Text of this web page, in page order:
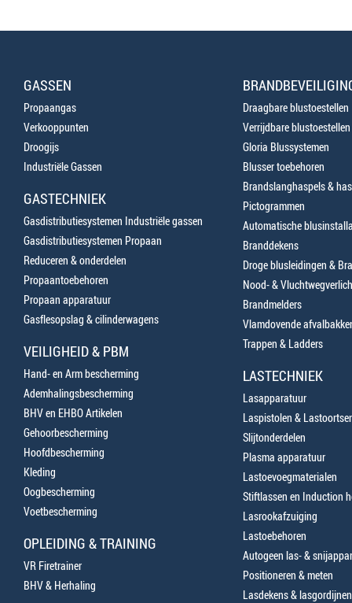
GASSEN
Propaangas
Verkooppunten
Droogijs
Industriële Gassen
GASTECHNIEK
Gasdistributiesystemen Industriële gassen
Gasdistributiesystemen Propaan
Reduceren & onderdelen
Propaantoebehoren
Propaan apparatuur
Gasflesopslag & cilinderwagens
VEILIGHEID & PBM
Hand- en Arm bescherming
Ademhalingsbescherming
BHV en EHBO Artikelen
Gehoorbescherming
Hoofdbescherming
Kleding
Oogbescherming
Voetbescherming
OPLEIDING & TRAINING
VR Firetrainer
BHV & Herhaling
Draagbare blustoestellen
Verrijdbare blustoestellen
Gloria Blussystemen
Blusser toebehoren
Brandslanghaspels &
Pictogrammen
Automatische
Branddekens
Droge blusleidingen &
Nood- &
Brandmelders
Vlamdovende
Trappen & Ladders
LASTECHNIEK
Lasapparatuur
Laspistolen &
Slijtonderdelen
Plasma apparatuur
Lastoevoegmaterialen
Stiftlassen en Induction
Lasrookafzuiging
Lastoebehoren
Autogeen las- &
Positioneren & meten
Lasdekens & lasgordijnen